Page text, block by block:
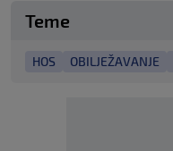
Teme
HOS OBILJEŽAVANJE